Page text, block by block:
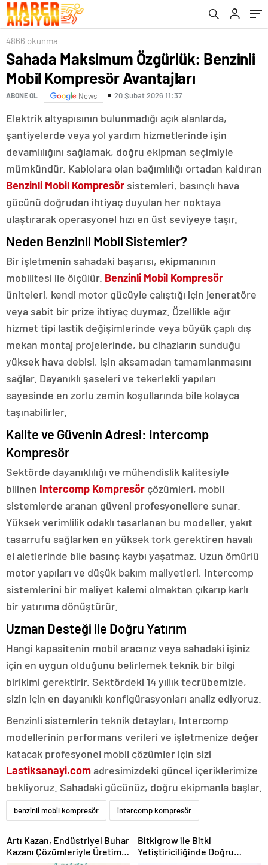
4866 okunma
Sahada Maksimum Özgürlük: Benzinli
Mobil Kompresör Avantajları
ABONE OL News 20 Şubat 2026 11:37
Elektrik altyapısının bulunmadığı açık alanlarda,
şantiyelerde veya yol yardım hizmetlerinde işin
devamlılığını sağlamak, doğru ekipman seçimiyle
mümkündür. Kablolara olan bağımlılığı ortadan kaldıran
Benzinli Mobil Kompresör sistemleri, basınçlı hava
gücünü doğrudan ihtiyaç duyulan her noktaya
ulaştırarak operasyonel hızı en üst seviyeye taşır.
Neden Benzinli Mobil Sistemler?
Bir işletmenin sahadaki başarısı, ekipmanının
mobilitesi ile ölçülür. Benzinli Mobil Kompresör
üniteleri, kendi motor gücüyle çalıştığı için jeneratöre
veya sabit bir prize ihtiyaç duymaz. Özellikle ağır
hizmet tipi lastik değişimlerinde veya büyük çaplı dış
mekan montaj projelerinde, bu cihazların sunduğu
yüksek hava debisi, işin aksamadan tamamlanmasını
sağlar. Dayanıklı şaseleri ve tekerlekli yapıları
sayesinde en zorlu zemin koşullarında bile kolayca
taşınabilirler.
Kalite ve Güvenin Adresi: Intercomp
Kompresör
Sektörde dayanıklılığı ve mühendislik kalitesiyle
bilinen Intercomp Kompresör çözümleri, mobil
sistemlerde aranan güveni profesyonellere sunar.
Yüksek verimlilik odaklı tasarlanan bu modeller, yakıt
tasarrufu sağlarken en yüksek tork gerektiren havalı
el aletlerinde bile basınç kaybı yaşatmaz. Uzun ömürlü
motor yapıları ve düşük bakım maliyetleri, Intercomp
sistemlerini bir maliyet kalemi olmaktan çıkarıp karlı
bir yatırıma dönüştürür.
Uzman Desteği ile Doğru Yatırım
Hangi kapasitenin mobil aracınız veya sahadaki işiniz
için en uygun olduğunu belirlemek teknik bir bilgi
birikimi gerektirir. Sektördeki 14 yıllık tecrübemizle,
sizin için en dayanıklı konfigürasyonları analiz ediyoruz.
Benzinli sistemlerin teknik detayları, Intercomp
modellerinin performans verileri ve işletmenize değer
katacak profesyonel mobil çözümler için sizi
Lastiksanayi.comadresimizdeki güncel içeriklerimize
bekliyoruz. Sahadaki gücünüz, doğru ekipmanla başlar.
benzinli mobil kompresör intercomp kompresör
Artı Kazan, Endüstriyel Buhar
Kazanı Çözümleriyle Üretim
Bitkigrow ile Bitki
Yetiştiriciliğinde Doğru